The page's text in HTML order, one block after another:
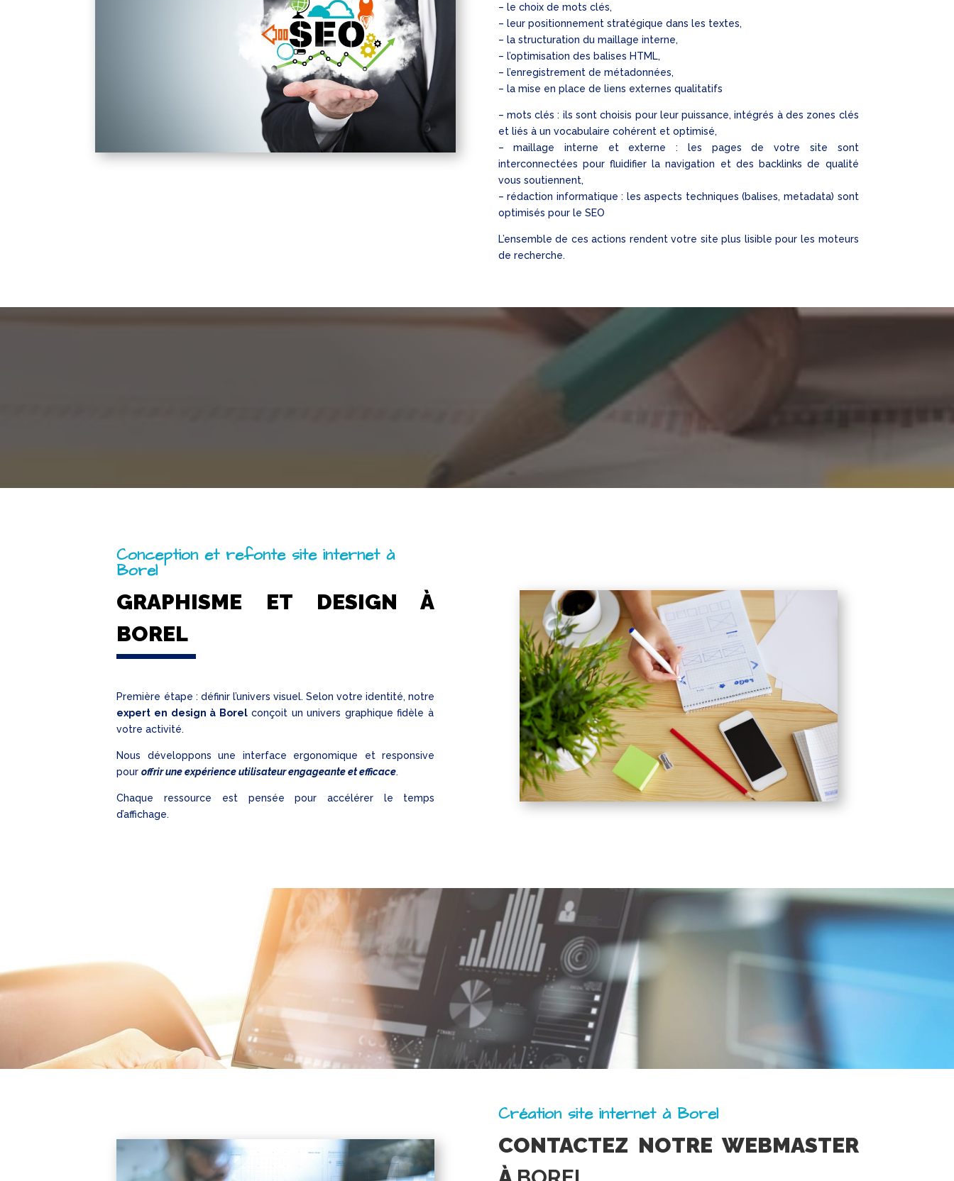
– le choix de mots clés,
– leur positionnement stratégique dans les textes,
– la structuration du maillage interne,
– l’optimisation des balises HTML,
– l’enregistrement de métadonnées,
– la mise en place de liens externes qualitatifs
– mots clés : ils sont choisis pour leur puissance, intégrés à des zones clés
et liés à un vocabulaire cohérent et optimisé,
– maillage interne et externe : les pages de votre site sont
interconnectées pour fluidifier la navigation et des backlinks de qualité
vous soutiennent,
– rédaction informatique : les aspects techniques (balises, metadata) sont
optimisés pour le SEO
L’ensemble de ces actions rendent votre site plus lisible pour les moteurs
de recherche.
Conception et refonte site internet à
Borel
GRAPHISME ET DESIGN À
BOREL
Première étape : définir l’univers visuel. Selon votre identité, notre
expert en design à Borelconçoit un univers graphique fidèle à
votre activité.
Nous développons une interface ergonomique et responsive
pouroffrir une expérience utilisateur engageante et efficace.
Chaque ressource est pensée pour accélérer le temps
d’affichage.
Création site internet à Borel
CONTACTEZ NOTRE WEBMASTER